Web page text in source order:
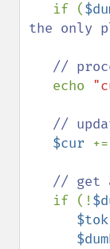
   if (
the only
echo
//
$cur +=
// get
if (!
$tok